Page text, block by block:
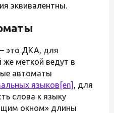
эквивалентны.
это ДКА, для
же меткой ведут в
автоматы
языков [en] , для
слова к языку
окном» длины